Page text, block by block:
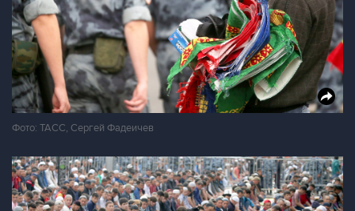
Фото: ТАСС, Сергей Фадеичев